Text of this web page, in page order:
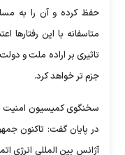
حفظ کرده و آن را به
متاسفانه با این
تاثیری بر اراده ملت و
جزم تر خواهد کرد.
سخنگوی‌ کمیسیون
در پایان گفت: تاکنون
آژانس بین المللی انرژی